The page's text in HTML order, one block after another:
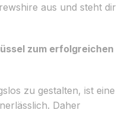
aus und steht dir
zum erfolgreichen
zu gestalten, ist eine
Daher